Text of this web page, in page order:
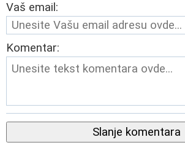
Vaš email:
Komentar:
Slanje komentara